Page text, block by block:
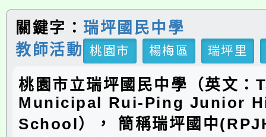
關鍵字： 瑞坪國民中學
教師活動
桃園市 楊梅區 瑞坪里
桃園市立瑞坪國民中學（英文：
Municipal Rui-Ping Junior
School）， 簡稱瑞坪國中